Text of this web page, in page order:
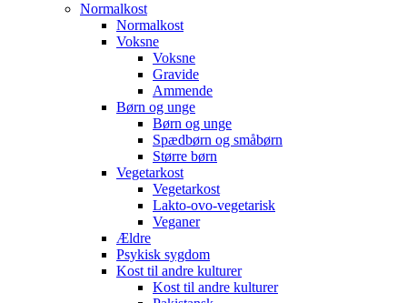
Normalkost
Normalkost
Voksne
Voksne
Gravide
Ammende
Børn og unge
Børn og unge
Spædbørn og småbørn
Større børn
Vegetarkost
Vegetarkost
Lakto-ovo-vegetarisk
Veganer
Ældre
Psykisk sygdom
Kost til andre kulturer
Kost til andre kulturer